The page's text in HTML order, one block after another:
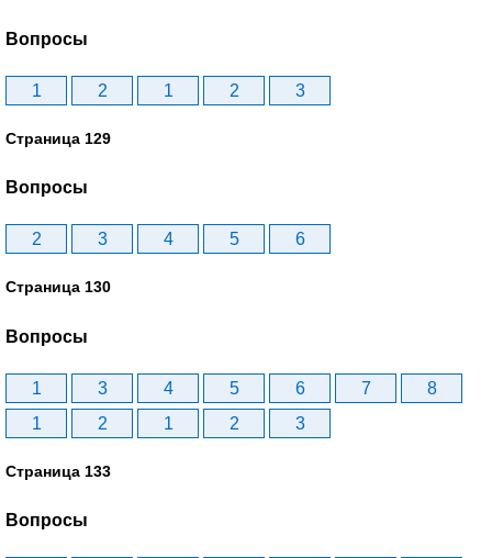
Вопросы
1 2 1 2 3
Страница 129
Вопросы
2 3 4 5 6
Страница 130
Вопросы
1 3 4 5 6 7
8
1
2 1 2 3
Страница 133
Вопросы